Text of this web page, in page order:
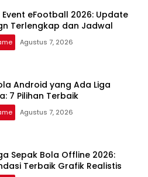
eFootball 2026: Update
Terlengkap dan Jadwal
Agustus 7, 2026
Android yang Ada Liga
7 Pilihan Terbaik
Agustus 7, 2026
Sepak Bola Offline 2026:
Terbaik Grafik Realistis